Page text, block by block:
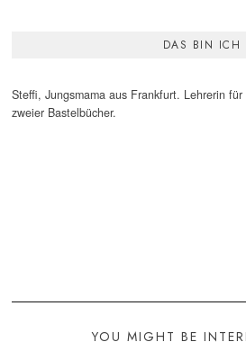
DAS BIN ICH
Steffi, Jungsmama aus Frankfurt. Lehrerin
zweier Bastelbücher.
YOU MIGHT BE